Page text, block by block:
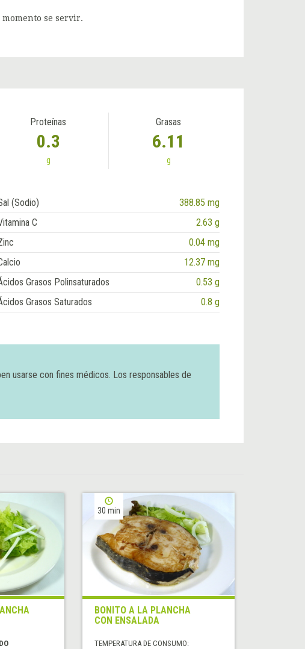
se servir.
Proteínas
0.3
g
Grasas
6.11
g
(Sodio)
388.85 mg
C
2.63 g
0.04 mg
12.37 mg
Grasos Polinsaturados
0.53 g
Grasos Saturados
0.8 g
usarse con fines médicos. Los responsables de
30 min
BONITO A LA PLANCHA
CON ENSALADA
TEMPERATURA DE CONSUMO: